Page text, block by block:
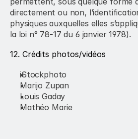
directement ou non,
physiques auxquelles elles
la loi n° 78-17 du 6 janvier 1978).
12. Crédits photos/vidéos
iStockphoto
Marijo Zupan
Louis Gaday
Mathéo Marie